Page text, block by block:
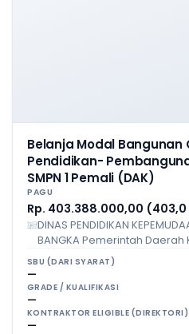
Belanja Modal
Pendidikan-
SMPN 1 Pemali (DAK)
PAGU
Rp. 403.388.000,00
DINAS PENDIDIKAN
BANGKA Pemerintah
SBU (DARI SYARAT)
—
GRADE / KUALIFIKASI
—
KONTRAKTOR ELIGIBLE (DIREKTORI)
—